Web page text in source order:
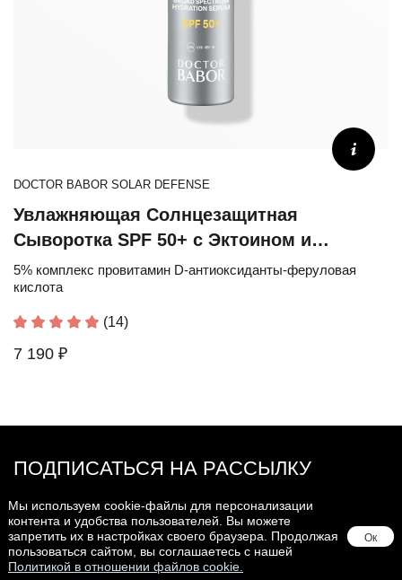
DOCTOR BABOR SOLAR DEFENSE
Увлажняющая Солнцезащитная
Сыворотка SPF 50+ с Эктоином и
Провитамином D
5% комплекс провитамин D-антиоксиданты-феруловая
кислота
(14)
7 190 ₽
ПОДПИСАТЬСЯ НА РАССЫЛКУ
Согласен наОбработку персональных данных,
конфиденциальности,Договор оферты
Мы используем cookie-файлы для персонализации
контента и удобства пользователей. Вы можете
запретить их в настройках своего браузера. Продолжая
пользоваться сайтом, вы соглашаетесь с нашей
Политикой в отношении файлов cookie.
Ок